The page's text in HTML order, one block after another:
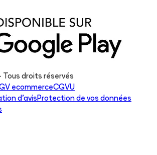
droits réservés
ecommerceCGVU
d'avisProtection de vos données